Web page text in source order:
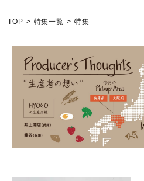
TOP 特集一覧 特集